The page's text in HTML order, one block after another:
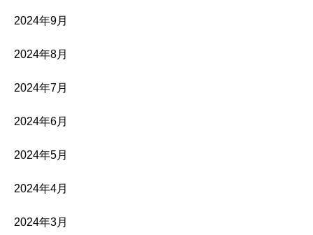
2024年9月
2024年8月
2024年7月
2024年6月
2024年5月
2024年4月
2024年3月